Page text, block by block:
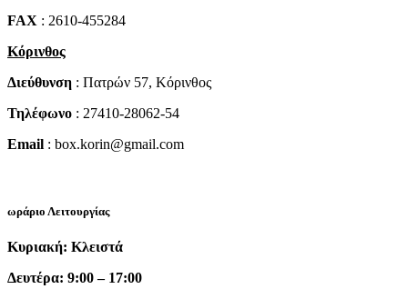
FAX : 2610-455284
Κόρινθος
Διεύθυνση : Πατρών 57, Κόρινθος
Τηλέφωνο : 27410-28062-54
Email : box.korin@gmail.com
ωράριο Λειτουργίας
Κυριακή: Κλειστά
Δευτέρα: 9:00 – 17:00